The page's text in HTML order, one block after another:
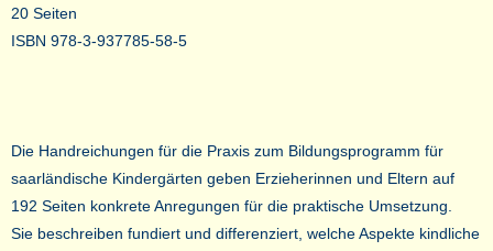
20 Seiten
ISBN 978-3-937785-58-5
Die Handreichungen für die Praxis zum Bildungsprogramm für
saarländische Kindergärten geben Erzieherinnen und Eltern auf
192 Seiten konkrete Anregungen für die praktische Umsetzung.
Sie beschreiben fundiert und differenziert, welche Aspekte kindliche